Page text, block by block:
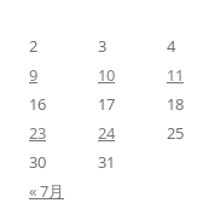
2
3 4
9
10 11
16
17 18
23
24 25
30
31
« 7月